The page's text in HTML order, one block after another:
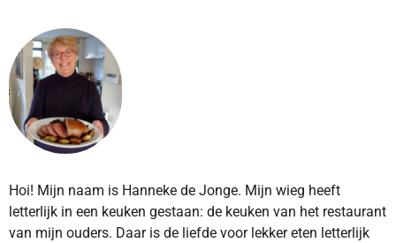
Hoi! Mijn naam is Hanneke de Jonge. Mijn wieg heeft
letterlijk in een keuken gestaan: de keuken van het restaurant
van mijn ouders. Daar is de liefde voor lekker eten letterlijk